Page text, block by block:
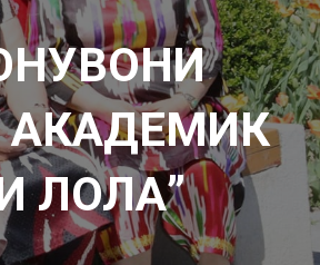
АКАДЕМИК
ЛОЛА”